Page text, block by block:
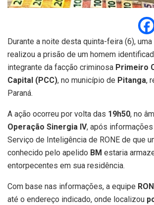
Durante a noite desta quinta-feira (6),
realizou a prisão de um homem
integrante da facção criminosa Primeiro
Capital (PCC), no município de Pitanga,
Paraná.
A ação ocorreu por volta das 19h50, no
Operação Sinergia IV, após
Serviço de Inteligência de RONE de que
conhecido pelo apelido BM estaria
entorpecentes em sua residência.
Com base nas informações, a equipe
até o endereço indicado, onde localizou